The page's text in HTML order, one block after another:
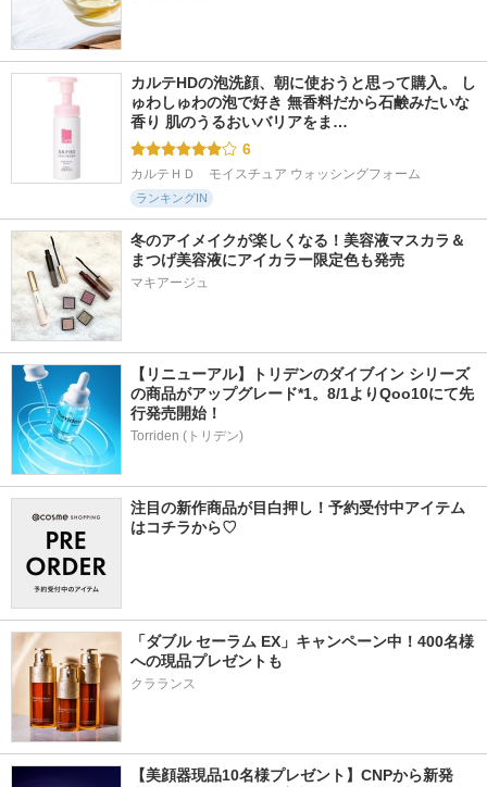
カルテHDの泡洗顔、朝に使おうと思って購入。 し
ゅわしゅわの泡で好き 無香料だから石鹸みたいな
香り 肌のうるおいバリアをま…
6
カルテＨＤ　モイスチュア ウォッシングフォーム
ランキングIN
冬のアイメイクが楽しくなる！美容液マスカラ＆
まつげ美容液にアイカラー限定色も発売
マキアージュ
【リニューアル】トリデンのダイブイン シリーズ
の商品がアップグレード*1。8/1よりQoo10にて先
行発売開始！
Torriden (トリデン)
注目の新作商品が目白押し！予約受付中アイテム
はコチラから♡
「ダブル セーラム EX」キャンペーン中！400名様
への現品プレゼントも
クラランス
【美顔器現品10名様プレゼント】CNPから新発